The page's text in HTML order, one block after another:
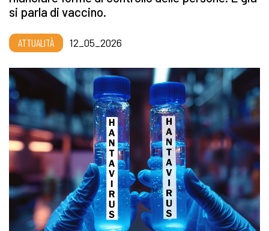
si parla di vaccino.
ATTUALITÀ 12_05_2026